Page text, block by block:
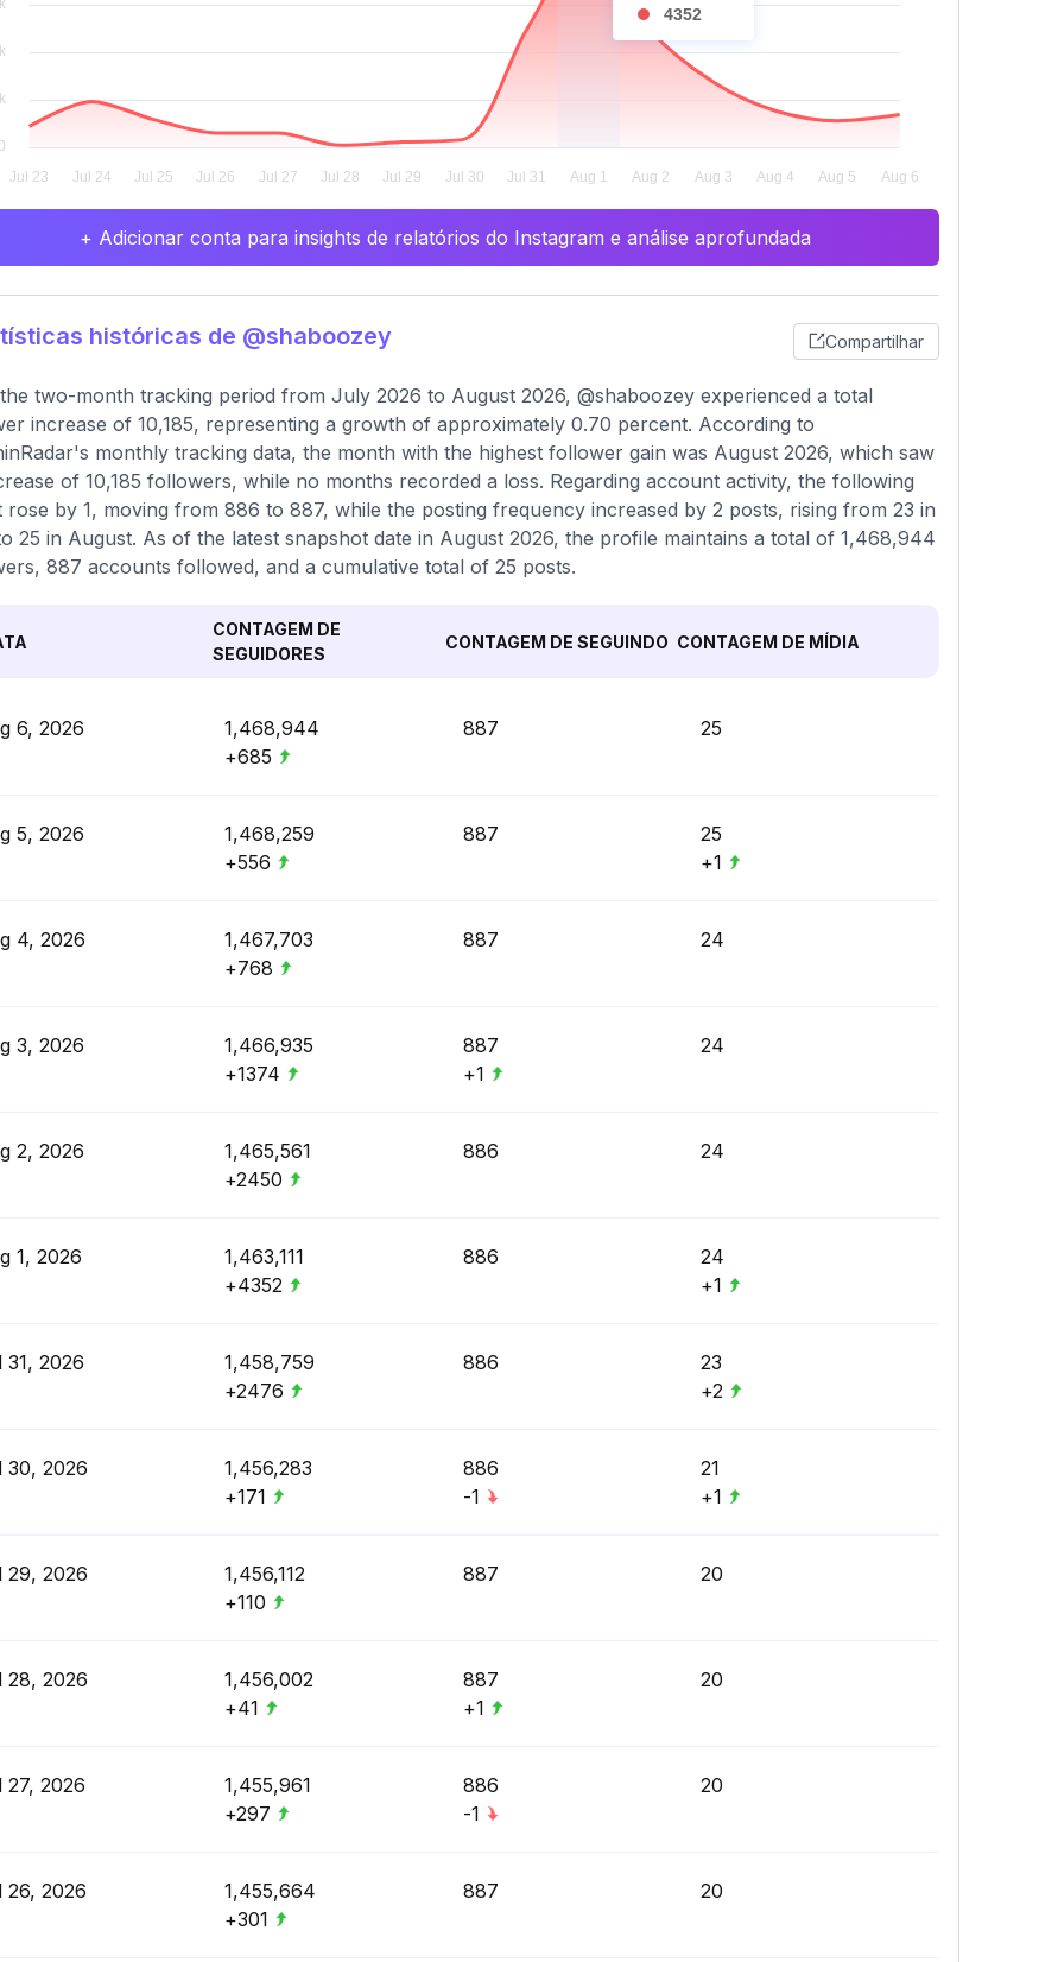
4352
+ Adicionar conta para insights de relatórios do Instagram e análise aprofundada
históricas de @shaboozey Compartilhar
two-month tracking period from July 2026 to August 2026, @shaboozey experienced a total
increase of 10,185, representing a growth of approximately 0.70 percent. According to
monthly tracking data, the month with the highest follower gain was August 2026, which saw
of 10,185 followers, while no months recorded a loss. Regarding account activity, the following
rose by 1, moving from 886 to 887, while the posting frequency increased by 2 posts, rising from 23 in
25 in August. As of the latest snapshot date in August 2026, the profile maintains a total of 1,468,944
887 accounts followed, and a cumulative total of 25 posts.
CONTAGEM DE
SEGUIDORES
CONTAGEM DE SEGUINDO CONTAGEM DE MÍDIA
6, 2026
1,468,944
+685
887 25
5, 2026
1,468,259
+556
887
25
+1
4, 2026
1,467,703
+768
887 24
3, 2026
1,466,935
+1374
887
+1
24
2, 2026
1,465,561
+2450
886 24
1, 2026
1,463,111
+4352
886
24
+1
31, 2026
1,458,759
+2476
886
23
+2
30, 2026
1,456,283
+171
886
-1
21
+1
29, 2026
1,456,112
+110
887 20
28, 2026
1,456,002
+41
887
+1
20
27, 2026
1,455,961
+297
886
-1
20
26, 2026
1,455,664
+301
887 20